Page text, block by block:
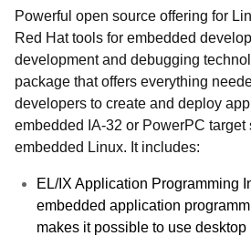
Powerful open source offering for
Red Hat tools for embedded
development and debugging
package that offers everything
developers to create and deploy
embedded IA-32 or PowerPC target
embedded Linux. It includes:
EL/IX Application Programming
embedded application
makes it possible to use